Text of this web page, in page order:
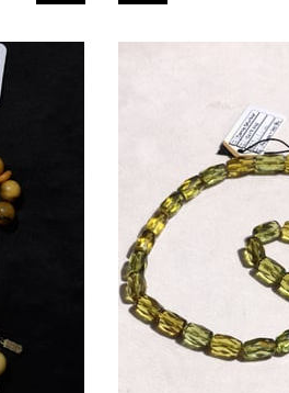
%9İndirim